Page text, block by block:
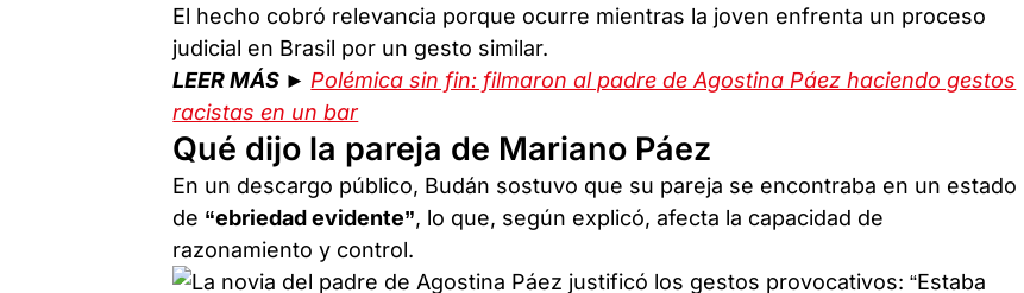
El hecho cobró relevancia porque ocurre mientras la joven enfrenta un proceso
judicial en Brasil por un gesto similar.
LEER MÁS ► Polémica sin fin: filmaron al padre de Agostina Páez haciendo gestos
racistas en un bar
Qué dijo la pareja de Mariano Páez
En un descargo público, Budán sostuvo que su pareja se encontraba en un estado
de “ebriedad evidente”, lo que, según explicó, afecta la capacidad de
razonamiento y control.